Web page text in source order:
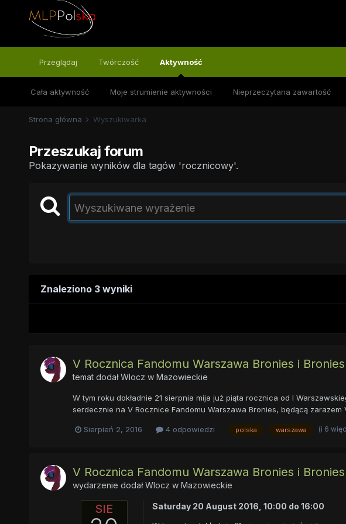
Przeglądaj Twórczość Aktywność
Cała aktywność Moje strumienie aktywności Nieprzeczytana zawartość
Strona główna Wyszukiwarka
Przeszukaj forum
Pokazywanie wyników dla tagów 'rocznicowy'.
Znaleziono 3 wyniki
V Rocznica Fandomu Warszawa Bronies i
temat dodałWlocz w Mazowieckie
W tym roku dokładnie 21 sierpnia mija już piąta rocznica od I
serdecznie na V Rocznice Fandomu Warszawa Bronies, będącą
Sierpień 2, 2016 4 odpowiedzi polska warszawa (i 6
V Rocznica Fandomu Warszawa Bronies i
wydarzenie dodałWlocz w Mazowieckie
SIE Saturday 20 August 2016, 10:00 do 16:00